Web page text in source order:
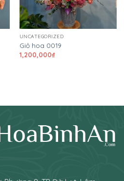
UNCATEGORIZED
Giỏ hoa 0019
1,200,000₫